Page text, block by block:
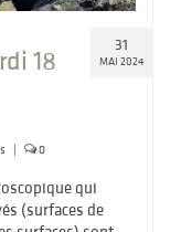
31
MAI 2024
18
| 0
qui
(surfaces de